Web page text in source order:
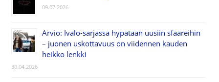
09.07.2026
Arvio: Ivalo-sarjassa hypätään uusiin sfääreihin
– juonen uskottavuus on viidennen kauden
heikko lenkki
30.04.2026